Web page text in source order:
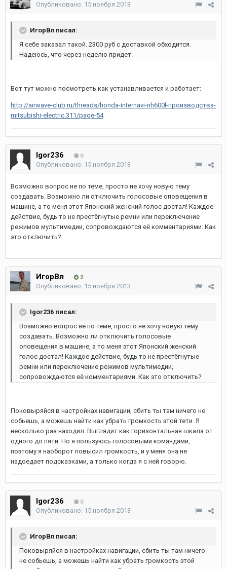
Опубликовано: 15 ноября 2013
ИгорВл писал:
Я себе заказал такой. 2300 руб с доставкой обходится.
Надеюсь, что через неделю придет.
Вот тут можно посмотреть как устанавливается и работает:
http://airwave-club.ru/threads/honda-internavi-nh600l-производства-
mitsubishi-electric.311/page-54
Igor236 0
Опубликовано: 15 ноября 2013
Возможно вопрос не по теме, просто не хочу новую тему
создавать. Возможно ли отключить голосовые оповещения в
машине, а то меня этот Японский женский голос достал! Каждое
действие, будь то не престёгнутые ремни или переключение
режимов мультимедии, сопровождаются её комментариями. Как
это отключить?
ИгорВл 2
Опубликовано: 15 ноября 2013
Igor236 писал:
Возможно вопрос не по теме, просто не хочу новую тему
создавать. Возможно ли отключить голосовые
оповещения в машине, а то меня этот Японский женский
голос достал! Каждое действие, будь то не престёгнутые
ремни или переключение режимов мультимедии,
сопровождаются её комментариями. Как это отключить?
Поковыряйся в настройках навигации, сбить ты там ничего не
собьешь, а можешь найти как убрать громкость этой тети. Я
несколько раз находил. Выглядит как горизонтальная шкала от
одного до пяти. Но я пользуюсь голосовыми командами,
поэтому я наоборот повысил громкость, и у меня она не
надоедает подсказками, а только когда я с ней говорю.
Igor236 0
Опубликовано: 15 ноября 2013
ИгорВл писал:
Поковыряйся в настройках навигации, сбить ты там ничего
не собьешь, а можешь найти как убрать громкость этой